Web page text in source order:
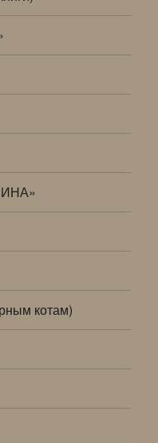
котам)